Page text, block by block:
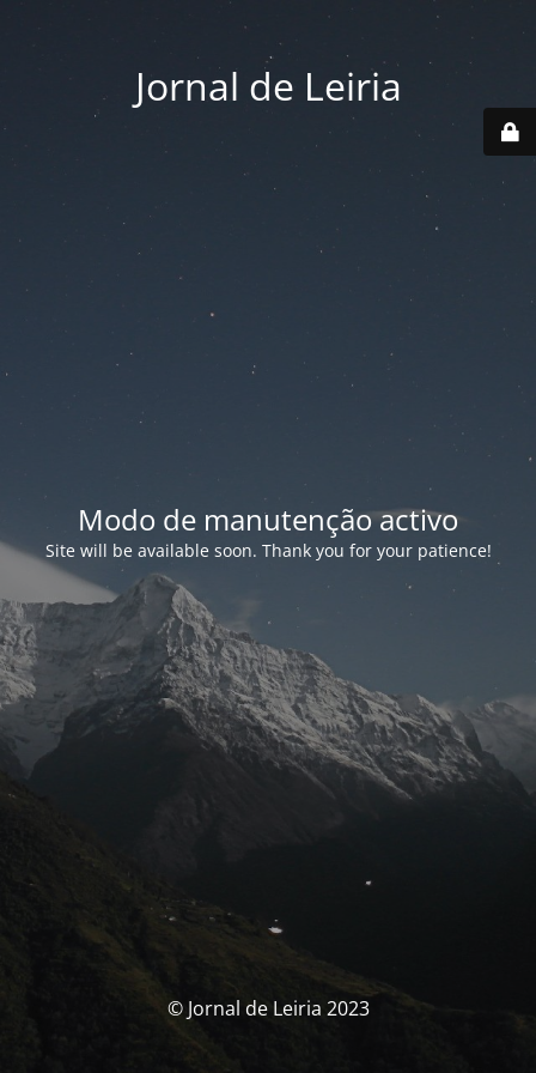
Jornal de Leiria
Modo de manutenção activo
Site will be available soon. Thank you for your patience!
© Jornal de Leiria 2023